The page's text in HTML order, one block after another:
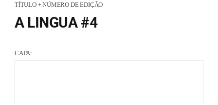
TÍTULO + NÚMERO DE EDIÇÃO
A LINGUA #4
CAPA: